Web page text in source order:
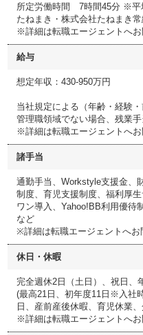
所定労働時間 7時間45分 ※平
たねまき・株式会社たねまき
※詳細は転職エージェントへお
給与
想定年収：430-950万円
当社規定による（年齢・経験
管理職領域でない場合、残業手
※詳細は転職エージェントへお
諸手当
通勤手当、Workstyle支援金、
制度、育児支援制度、福利厚
ワン導入、Yahoo!BB利用優待
など
※詳細は転職エージェントへお
休日・休暇
完全週休2日（土日）、祝日、
(最高21日、初年度11日※入社
日、産前産後休暇、育児休業
※詳細は転職エージェントへお